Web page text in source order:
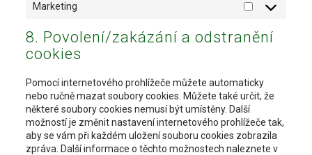
Marketing Marketing
8. Povolení/zakázání a odstranění
cookies
Pomocí internetového prohlížeče můžete automaticky
nebo ručně mazat soubory cookies. Můžete také určit, že
některé soubory cookies nemusí být umístěny. Další
možností je změnit nastavení internetového prohlížeče tak,
aby se vám při každém uložení souboru cookies zobrazila
zpráva. Další informace o těchto možnostech naleznete v